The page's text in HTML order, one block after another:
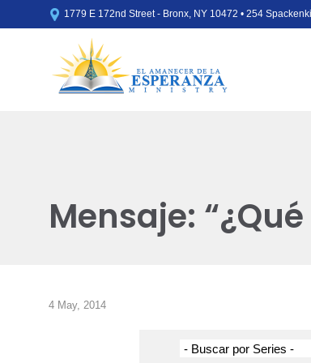
 1779 E 172nd Street - Bronx, NY 10472 • 254
Mensaje:
4 May, 2014